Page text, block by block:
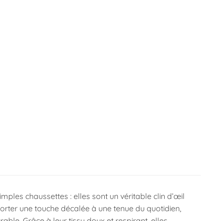
chaussettes : elles sont un véritable clin d’œil
une touche décalée à une tenue du quotidien,